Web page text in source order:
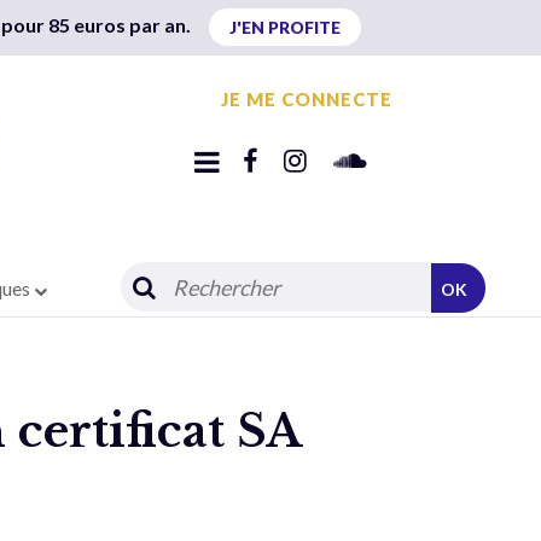
85 euros par an. J'EN PROFITE
JE ME CONNECTE
OK
certificat SA